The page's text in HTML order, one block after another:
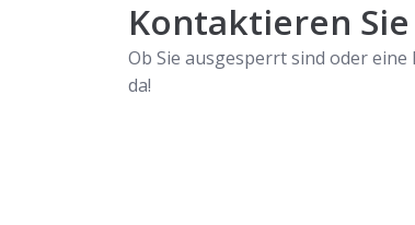
Kontaktieren
Ob Sie ausgesperrt sind oder
da!